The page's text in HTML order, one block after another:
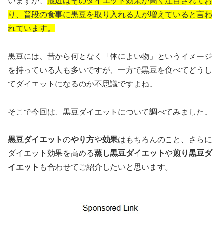
り、普段の食事に黒豆を取り入れる人が増えていると言わ
れています。
黒豆には、昔から何となく「体によい物」というイメージ
を持っている人も多いですが、一方で黒豆を食べてどうし
てダイエットになるのか不思議ですよね。
そこで今回は、黒豆ダイエットについて調べてみました。
黒豆ダイエットのやり方や効果はもちろんのこと、さらに
ダイエット効果を高める蒸し黒豆ダイエットや煎り黒豆ダ
イエット も合わせてご紹介したいと思います。